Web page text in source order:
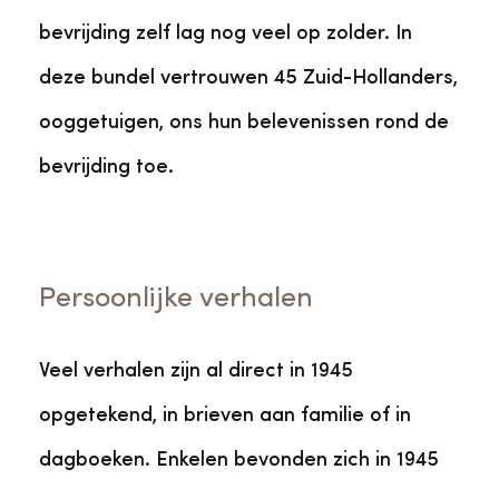
bevrijding zelf lag nog veel op zolder. In
deze bundel vertrouwen 45 Zuid-Hollanders,
ooggetuigen, ons hun belevenissen rond de
bevrijding toe.
Persoonlijke verhalen
Veel verhalen zijn al direct in 1945
opgetekend, in brieven aan familie of in
dagboeken. Enkelen bevonden zich in 1945